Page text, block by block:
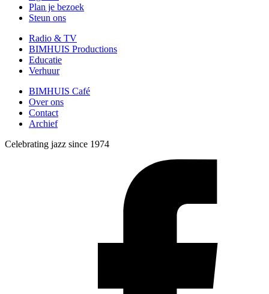
Plan je bezoek
Steun ons
Radio & TV
BIMHUIS Productions
Educatie
Verhuur
BIMHUIS Café
Over ons
Contact
Archief
Celebrating jazz since 1974